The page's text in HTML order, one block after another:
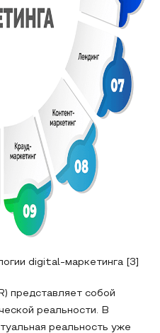
digital-маркетинга [3]
представляет собой
реальности. В
реальность уже